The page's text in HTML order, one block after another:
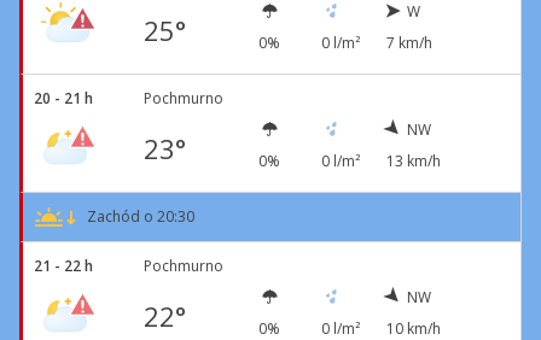
25° 0% 0 l/m²
W
7 km/h
20 - 21 h Pochmurno
23° 0% 0 l/m²
NW
13 km/h
Zachód o 20:30
21 - 22 h Pochmurno
22° 0% 0 l/m²
NW
10 km/h